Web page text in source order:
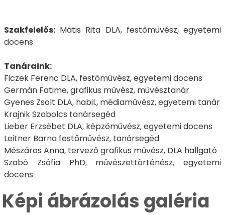
Szakfelelős: Mátis Rita DLA, festőművész, egyetemi
docens
Tanáraink:
Ficzek Ferenc DLA, festőművész, egyetemi docens
Germán Fatime, grafikus művész, művésztanár
Gyenes Zsolt DLA, habil., médiaművész, egyetemi tanár
Krajnik Szabolcs tanársegéd
Lieber Erzsébet DLA, képzőművész, egyetemi docens
Leitner Barna festőművész, tanársegéd
Mészáros Anna, tervező grafikus művész, DLA hallgató
Szabó Zsófia PhD, művészettörténész, egyetemi
docens
Képi ábrázolás galéria